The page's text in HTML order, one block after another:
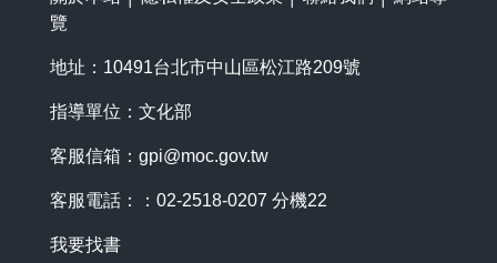
覽
地址：10491台北市中山區松江路209號
指導單位：文化部
客服信箱： gpi@moc.gov.tw
客服電話：：02-2518-0207 分機22
我要找書